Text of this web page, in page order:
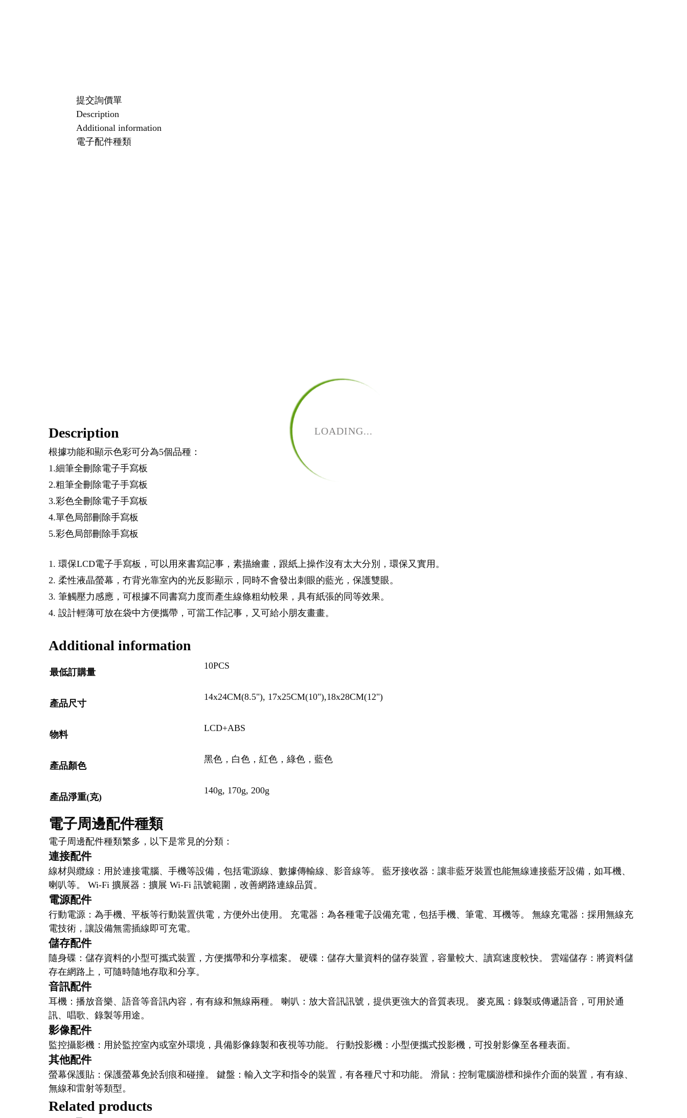
LOADING...
提交詢價單
Description
Additional information
電子配件種類
Description
根據功能和顯示色彩可分為5個品種：
1.細筆全刪除電子手寫板
2.粗筆全刪除電子手寫板
3.彩色全刪除電子手寫板
4.單色局部刪除手寫板
5.彩色局部刪除手寫板
1. 環保LCD電子手寫板，可以用來書寫記事，素描繪畫，跟紙上操作沒有太大分別，環保又實用。
2. 柔性液晶螢幕，冇背光靠室內的光反影顯示，同時不會發出刺眼的藍光，保護雙眼。
3. 筆觸壓力感應，可根據不同書寫力度而產生線條粗幼較果，具有紙張的同等效果。
4. 設計輕薄可放在袋中方便攜帶，可當工作記事，又可給小朋友畫畫。
Additional information
最低訂購量
10PCS
產品尺寸
14x24CM(8.5"), 17x25CM(10"),18x28CM(12")
物料
LCD+ABS
產品顏色
黑色，白色，紅色，綠色，藍色
產品淨重(克)
140g, 170g, 200g
電子周邊配件種類
電子周邊配件種類繁多，以下是常見的分類：
連接配件
線材與纜線：用於連接電腦、手機等設備，包括電源線、數據傳輸線、影音線等。 藍牙接收器：讓非藍牙裝置也能無線連接藍牙設備，如耳機、
喇叭等。 Wi-Fi 擴展器：擴展 Wi-Fi 訊號範圍，改善網路連線品質。
電源配件
行動電源：為手機、平板等行動裝置供電，方便外出使用。 充電器：為各種電子設備充電，包括手機、筆電、耳機等。 無線充電器：採用無線充
電技術，讓設備無需插線即可充電。
儲存配件
隨身碟：儲存資料的小型可攜式裝置，方便攜帶和分享檔案。 硬碟：儲存大量資料的儲存裝置，容量較大、讀寫速度較快。 雲端儲存：將資料儲
存在網路上，可隨時隨地存取和分享。
音訊配件
耳機：播放音樂、語音等音訊內容，有有線和無線兩種。 喇叭：放大音訊訊號，提供更強大的音質表現。 麥克風：錄製或傳遞語音，可用於通
訊、唱歌、錄製等用途。
影像配件
監控攝影機：用於監控室內或室外環境，具備影像錄製和夜視等功能。 行動投影機：小型便攜式投影機，可投射影像至各種表面。
其他配件
螢幕保護貼：保護螢幕免於刮痕和碰撞。 鍵盤：輸入文字和指令的裝置，有各種尺寸和功能。 滑鼠：控制電腦游標和操作介面的裝置，有有線、
無線和雷射等類型。
Related products